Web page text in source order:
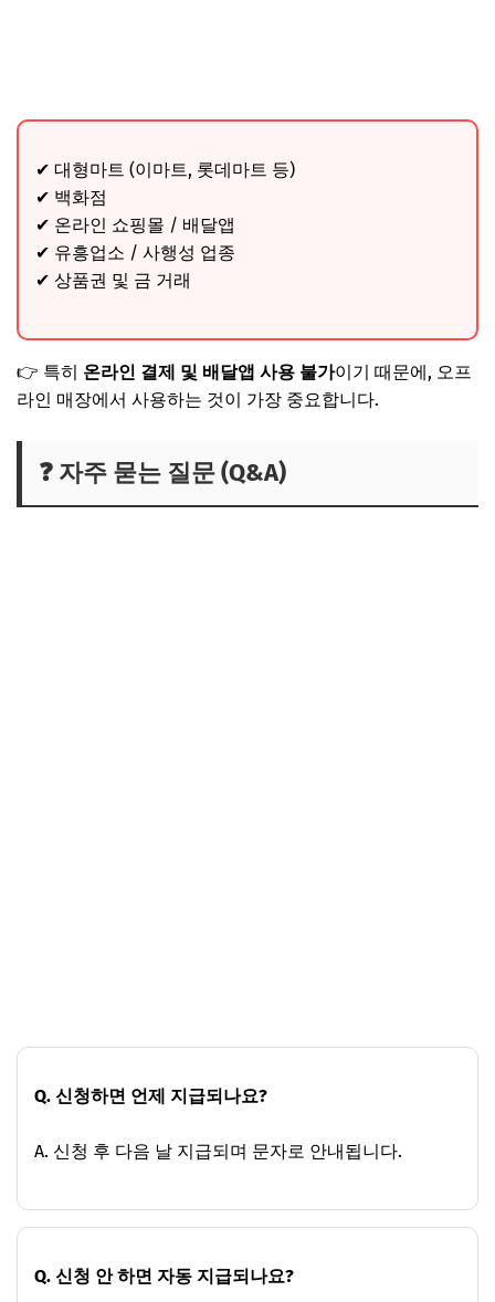
✔ 대형마트 (이마트, 롯데마트 등)
✔ 백화점
✔ 온라인 쇼핑몰 / 배달앱
✔ 유흥업소 / 사행성 업종
✔ 상품권 및 금 거래
👉 특히 온라인 결제 및 배달앱 사용 불가이기 때문에, 오프
라인 매장에서 사용하는 것이 가장 중요합니다.
❓ 자주 묻는 질문 (Q&A)
Q. 신청하면 언제 지급되나요?
A. 신청 후 다음 날 지급되며 문자로 안내됩니다.
Q. 신청 안 하면 자동 지급되나요?